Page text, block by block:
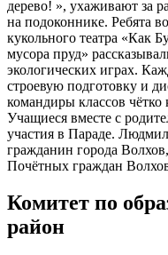
дерево! », ухаживают за
на подоконнике. Ребята
кукольного театра «Как
мусора пруд»
экологических играх.
строевую подготовку и
командиры классов
Учащиеся вместе с
участия в Параде.
гражданин города
Почётных граждан
Комитет по
район